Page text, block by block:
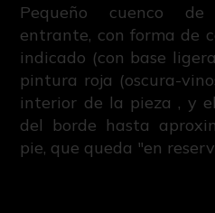
Pequeño cuenco
entrante, con forma de
indicado (con base
pintura roja (oscura-
interior de la pieza , y
del borde hasta
pie, que queda "en